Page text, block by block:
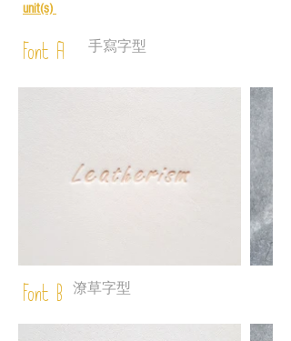
unit(s)
Font A 手寫字型
Font B 潦草字型